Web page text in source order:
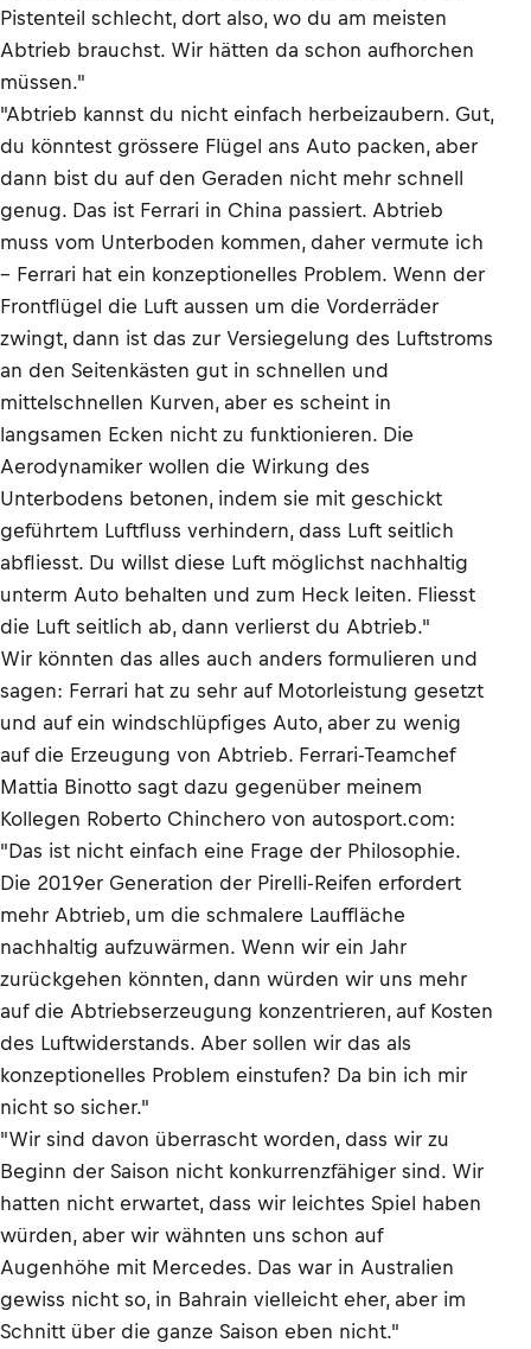
Pistenteil schlecht, dort also, wo du am meisten
Abtrieb brauchst. Wir hätten da schon aufhorchen
müssen."
"Abtrieb kannst du nicht einfach herbeizaubern. Gut,
du könntest grössere Flügel ans Auto packen, aber
dann bist du auf den Geraden nicht mehr schnell
genug. Das ist Ferrari in China passiert. Abtrieb
muss vom Unterboden kommen, daher vermute ich
– Ferrari hat ein konzeptionelles Problem. Wenn der
Frontflügel die Luft aussen um die Vorderräder
zwingt, dann ist das zur Versiegelung des Luftstroms
an den Seitenkästen gut in schnellen und
mittelschnellen Kurven, aber es scheint in
langsamen Ecken nicht zu funktionieren. Die
Aerodynamiker wollen die Wirkung des
Unterbodens betonen, indem sie mit geschickt
geführtem Luftfluss verhindern, dass Luft seitlich
abfliesst. Du willst diese Luft möglichst nachhaltig
unterm Auto behalten und zum Heck leiten. Fliesst
die Luft seitlich ab, dann verlierst du Abtrieb."
Wir könnten das alles auch anders formulieren und
sagen: Ferrari hat zu sehr auf Motorleistung gesetzt
und auf ein windschlüpfiges Auto, aber zu wenig
auf die Erzeugung von Abtrieb. Ferrari-Teamchef
Mattia Binotto sagt dazu gegenüber meinem
Kollegen Roberto Chinchero von autosport.com:
"Das ist nicht einfach eine Frage der Philosophie.
Die 2019er Generation der Pirelli-Reifen erfordert
mehr Abtrieb, um die schmalere Lauffläche
nachhaltig aufzuwärmen. Wenn wir ein Jahr
zurückgehen könnten, dann würden wir uns mehr
auf die Abtriebserzeugung konzentrieren, auf Kosten
des Luftwiderstands. Aber sollen wir das als
konzeptionelles Problem einstufen? Da bin ich mir
nicht so sicher."
"Wir sind davon überrascht worden, dass wir zu
Beginn der Saison nicht konkurrenzfähiger sind. Wir
hatten nicht erwartet, dass wir leichtes Spiel haben
würden, aber wir wähnten uns schon auf
Augenhöhe mit Mercedes. Das war in Australien
gewiss nicht so, in Bahrain vielleicht eher, aber im
Schnitt über die ganze Saison eben nicht."